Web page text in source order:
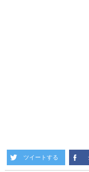
ツイートする